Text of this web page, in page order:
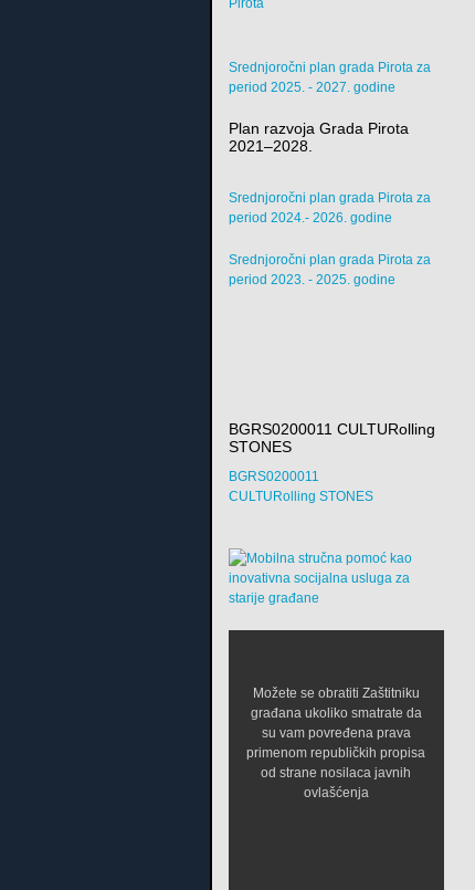
Pirota
Srednjoročni plan grada Pirota za
period 2025. - 2027. godine
Plan razvoja Grada Pirota
2021–2028.
Srednjoročni plan grada Pirota za
period 2024.- 2026. godine
Srednjoročni plan grada Pirota za
period 2023. - 2025. godine
BGRS0200011 CULTURolling
STONES
BGRS0200011
CULTURolling STONES
Možete se obratiti Zaštitniku
građana ukoliko smatrate da
su vam povređena prava
primenom republičkih propisa
od strane nosilaca javnih
ovlašćenja